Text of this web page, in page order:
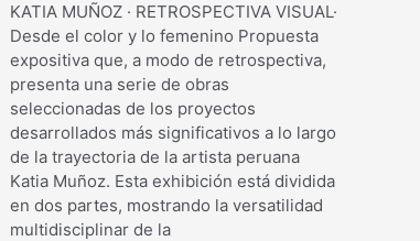
KATIA MUÑOZ · RETROSPECTIVA VISUAL·
Desde el color y lo femenino Propuesta
expositiva que, a modo de retrospectiva,
presenta una serie de obras
seleccionadas de los proyectos
desarrollados más significativos a lo largo
de la trayectoria de la artista peruana
Katia Muñoz. Esta exhibición está dividida
en dos partes, mostrando la versatilidad
multidisciplinar de la